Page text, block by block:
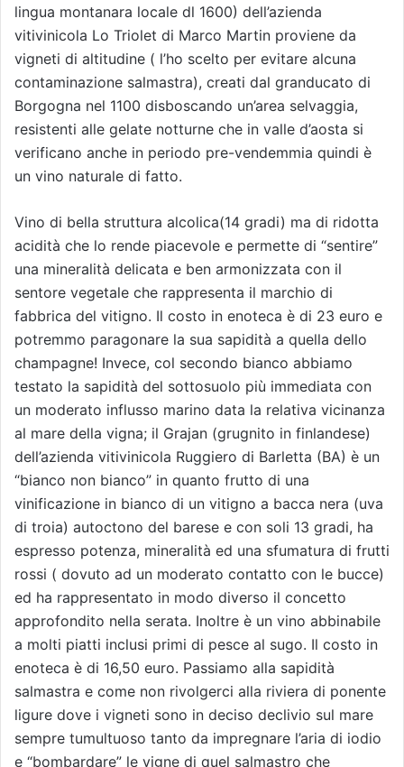
lingua montanara locale dl 1600) dell’azienda
vitivinicola Lo Triolet di Marco Martin proviene da
vigneti di altitudine ( l’ho scelto per evitare alcuna
contaminazione salmastra), creati dal granducato di
Borgogna nel 1100 disboscando un’area selvaggia,
resistenti alle gelate notturne che in valle d’aosta si
verificano anche in periodo pre-vendemmia quindi è
un vino naturale di fatto.
Vino di bella struttura alcolica(14 gradi) ma di ridotta
acidità che lo rende piacevole e permette di “sentire”
una mineralità delicata e ben armonizzata con il
sentore vegetale che rappresenta il marchio di
fabbrica del vitigno. Il costo in enoteca è di 23 euro e
potremmo paragonare la sua sapidità a quella dello
champagne! Invece, col secondo bianco abbiamo
testato la sapidità del sottosuolo più immediata con
un moderato influsso marino data la relativa vicinanza
al mare della vigna; il Grajan (grugnito in finlandese)
dell’azienda vitivinicola Ruggiero di Barletta (BA) è un
“bianco non bianco” in quanto frutto di una
vinificazione in bianco di un vitigno a bacca nera (uva
di troia) autoctono del barese e con soli 13 gradi, ha
espresso potenza, mineralità ed una sfumatura di frutti
rossi ( dovuto ad un moderato contatto con le bucce)
ed ha rappresentato in modo diverso il concetto
approfondito nella serata. Inoltre è un vino abbinabile
a molti piatti inclusi primi di pesce al sugo. Il costo in
enoteca è di 16,50 euro. Passiamo alla sapidità
salmastra e come non rivolgerci alla riviera di ponente
ligure dove i vigneti sono in deciso declivio sul mare
sempre tumultuoso tanto da impregnare l’aria di iodio
e “bombardare” le vigne di quel salmastro che